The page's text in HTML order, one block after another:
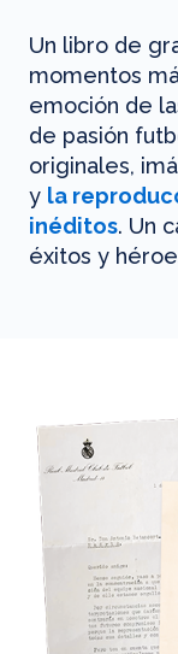
Un libro de
momentos
emoción de
de pasión
originales,
y la
inéditos. Un
éxitos y